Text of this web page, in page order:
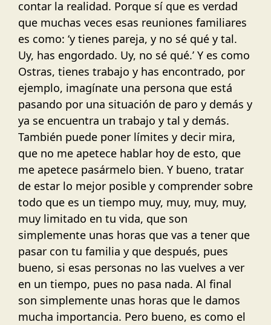
contar la realidad. Porque sí que es verdad
que muchas veces esas reuniones familiares
es como: ‘y tienes pareja, y no sé qué y tal.
Uy, has engordado. Uy, no sé qué.’ Y es como
Ostras, tienes trabajo y has encontrado, por
ejemplo, imagínate una persona que está
pasando por una situación de paro y demás y
ya se encuentra un trabajo y tal y demás.
También puede poner límites y decir mira,
que no me apetece hablar hoy de esto, que
me apetece pasármelo bien. Y bueno, tratar
de estar lo mejor posible y comprender sobre
todo que es un tiempo muy, muy, muy, muy,
muy limitado en tu vida, que son
simplemente unas horas que vas a tener que
pasar con tu familia y que después, pues
bueno, si esas personas no las vuelves a ver
en un tiempo, pues no pasa nada. Al final
son simplemente unas horas que le damos
mucha importancia. Pero bueno, es como el